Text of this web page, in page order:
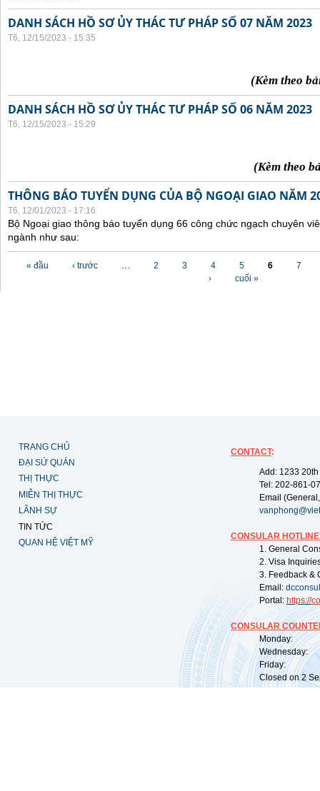
DANH SÁCH HỒ SƠ ỦY THÁC TƯ PHÁP SỐ 07 NĂM 2023
T6, 12/15/2023 - 15:35
(Kèm theo
DANH SÁCH HỒ SƠ ỦY THÁC TƯ PHÁP SỐ 06 NĂM 2023
T6, 12/15/2023 - 15:29
(Kèm theo
THÔNG BÁO TUYỂN DỤNG CỦA BỘ NGOẠI GIAO NĂM
T6, 12/01/2023 - 17:16
Bộ Ngoại giao thông báo tuyển dụng 66 công chức ngạch chuyên
ngành như sau:
Các trang
« đầu ‹ trước … 2 3 4 5 6
7
›
cuối »
TRANG CHỦ
ĐẠI SỨ QUÁN
THỊ THỰC
MIỄN THỊ THỰC
LÃNH SỰ
TIN TỨC
QUAN HỆ VIỆT MỸ
CONTACT:
Add: 1233
Tel: 202-861-
Email
CONSULAR
1. General
2. Visa
3. Feedback &
Email:
Portal: https://
CONSULAR
Monday:
Wednesday:
Friday:
Closed on 2